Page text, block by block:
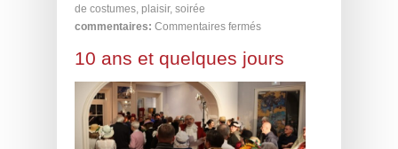
de costumes, plaisir, soirée
commentaires: Commentaires fermés
10 ans et quelques jours